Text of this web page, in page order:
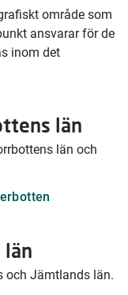
område som
ansvarar för de
inom det
län
län och
län
och Jämtlands län.